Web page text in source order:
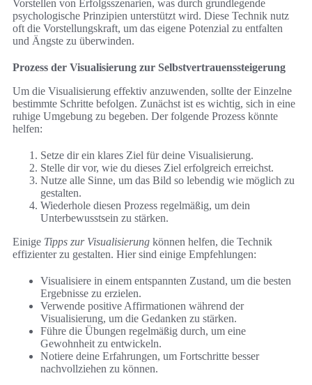
Vorstellen von Erfolgsszenarien, was durch grundlegende
psychologische Prinzipien unterstützt wird. Diese Technik nutz
oft die Vorstellungskraft, um das eigene Potenzial zu entfalten
und Ängste zu überwinden.
Prozess der Visualisierung zur Selbstvertrauenssteigerung
Um die Visualisierung effektiv anzuwenden, sollte der Einzelne
bestimmte Schritte befolgen. Zunächst ist es wichtig, sich in eine
ruhige Umgebung zu begeben. Der folgende Prozess könnte
helfen:
Setze dir ein klares Ziel für deine Visualisierung.
Stelle dir vor, wie du dieses Ziel erfolgreich erreichst.
Nutze alle Sinne, um das Bild so lebendig wie möglich zu
gestalten.
Wiederhole diesen Prozess regelmäßig, um dein
Unterbewusstsein zu stärken.
Einige Tipps zur Visualisierung können helfen, die Technik
effizienter zu gestalten. Hier sind einige Empfehlungen:
Visualisiere in einem entspannten Zustand, um die besten
Ergebnisse zu erzielen.
Verwende positive Affirmationen während der
Visualisierung, um die Gedanken zu stärken.
Führe die Übungen regelmäßig durch, um eine
Gewohnheit zu entwickeln.
Notiere deine Erfahrungen, um Fortschritte besser
nachvollziehen zu können.